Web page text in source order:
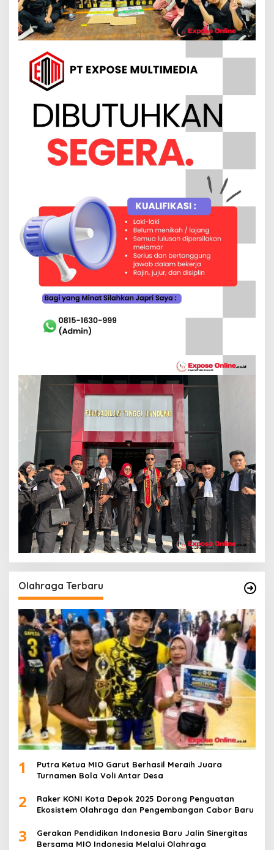
Olahraga Terbaru
1
Putra Ketua MIO Garut Berhasil Meraih Juara
Turnamen Bola Voli Antar Desa
2
Raker KONI Kota Depok 2025 Dorong Penguatan
Ekosistem Olahraga dan Pengembangan Cabor Baru
3
Gerakan Pendidikan Indonesia Baru Jalin Sinergitas
Bersama MIO Indonesia Melalui Olahraga